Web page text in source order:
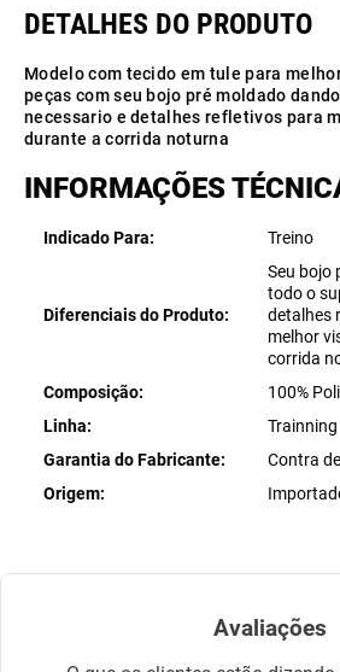
Modelo com tecido em tule para
peças com seu bojo pré moldado
necessario e detalhes refletivos para
durante a corrida noturna
INFORMAÇÕES
Indicado Para Treino
Diferenciais do Produto
Seu bojo
todo o
detalhes
melhor
corrida
Composição
100%
Linha
Trainning
Garantia do Fabricante
Contra
Origem
Avaliações